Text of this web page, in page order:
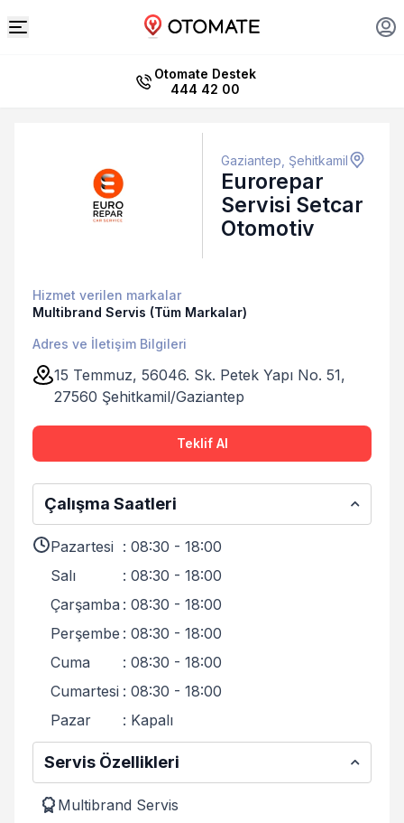
Otomate Destek
444 42 00
Gaziantep, Şehitkamil
Eurorepar
Servisi Setcar
Otomotiv
Hizmet verilen markalar
Multibrand Servis (Tüm Markalar)
Adres ve İletişim Bilgileri
15 Temmuz, 56046. Sk. Petek Yapı No. 51,
27560 Şehitkamil/Gaziantep
Teklif Al
Çalışma Saatleri
Pazartesi : 08:30 - 18:00
Salı
: 08:30 - 18:00
Çarşamba : 08:30 - 18:00
Perşembe : 08:30 - 18:00
Cuma
: 08:30 - 18:00
Cumartesi : 08:30 - 18:00
Pazar
: Kapalı
Servis Özellikleri
Multibrand Servis